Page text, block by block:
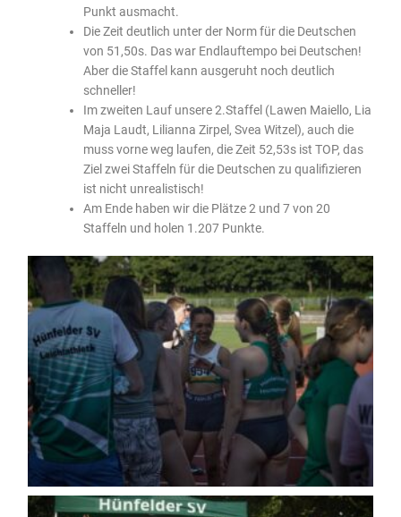
Punkt ausmacht.
Die Zeit deutlich unter der Norm für die Deutschen
von 51,50s. Das war Endlauftempo bei Deutschen!
Aber die Staffel kann ausgeruht noch deutlich
schneller!
Im zweiten Lauf unsere 2.Staffel (Lawen Maiello, Lia
Maja Laudt, Lilianna Zirpel, Svea Witzel), auch die
muss vorne weg laufen, die Zeit 52,53s ist TOP, das
Ziel zwei Staffeln für die Deutschen zu qualifizieren
ist nicht unrealistisch!
Am Ende haben wir die Plätze 2 und 7 von 20
Staffeln und holen 1.207 Punkte.